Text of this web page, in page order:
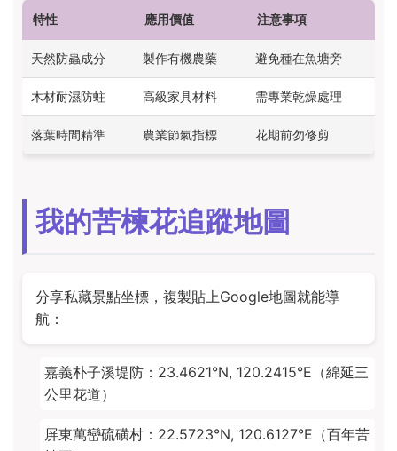
特性 應用價值 注意事項
天然防蟲成分 製作有機農藥 避免種在魚塘旁
木材耐濕防蛀 高級家具材料 需專業乾燥處理
落葉時間精準 農業節氣指標 花期前勿修剪
我的苦楝花追蹤地圖
分享私藏景點坐標，複製貼上Google地圖就能導
航：
嘉義朴子溪堤防：23.4621°N, 120.2415°E（綿延三
公里花道）
屏東萬巒硫磺村：22.5723°N, 120.6127°E（百年苦